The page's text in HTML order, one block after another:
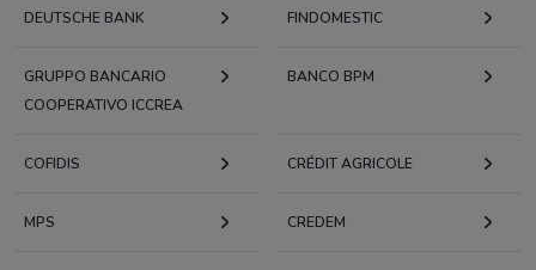
DEUTSCHE BANK FINDOMESTIC
GRUPPO BANCARIO
COOPERATIVO ICCREA
BANCO BPM
COFIDIS CRÉDIT AGRICOLE
MPS CREDEM